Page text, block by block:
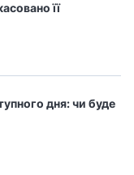
її
дня: чи буде